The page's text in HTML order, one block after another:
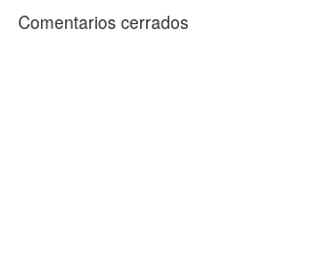
Comentarios cerrados